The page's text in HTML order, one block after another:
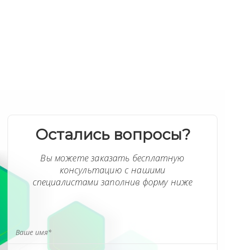
Остались вопросы?
Вы можете заказать бесплатную
консультацию с нашими
специалистами заполнив форму ниже